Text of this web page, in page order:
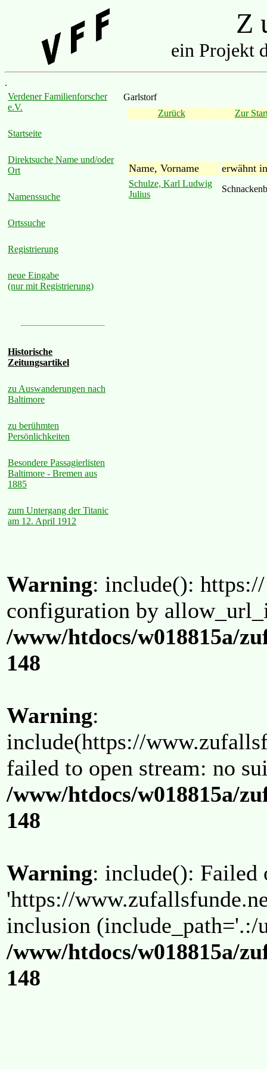
Z
ein Projekt
.
Verdener Familienforscher
e.V.
Startseite
Direktsuche Name und/oder
Ort
Namenssuche
Ortssuche
Registrierung
neue Eingabe
(nur mit Registrierung)
Historische
Zeitungsartikel
zu Auswanderungen nach
Baltimore
zu berühmten
Persönlichkeiten
Besondere Passagierlisten
Baltimore - Bremen aus
1885
zum Untergang der Titanic
am 12. April 1912
Garlstorf
Zurück
Zur
Name, Vorname erwähnt in
Schulze, Karl Ludwig
Julius
Warning: include():
configuration by
/www/htdocs/w018815a/
148
Warning:
include(https://
failed to open stream: no
/www/htdocs/w018815a/
148
Warning: include(): Failed
'https://
inclusion (include_path='.:/
/www/htdocs/w018815a/
148